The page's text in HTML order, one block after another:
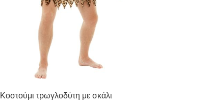
Κοστούμι τρωγλοδύτη με σκάλι